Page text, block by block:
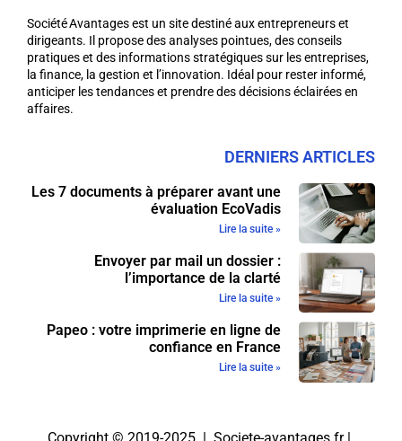
Société Avantages est un site destiné aux entrepreneurs et
dirigeants. Il propose des analyses pointues, des conseils
pratiques et des informations stratégiques sur les entreprises,
la finance, la gestion et l’innovation. Idéal pour rester informé,
anticiper les tendances et prendre des décisions éclairées en
affaires.
DERNIERS ARTICLES
Les 7 documents à préparer avant une
évaluation EcoVadis
Lire la suite »
Envoyer par mail un dossier :
l’importance de la clarté
Lire la suite »
Papeo : votre imprimerie en ligne de
confiance en France
Lire la suite »